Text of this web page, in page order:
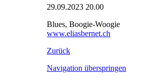
29.09.2023 20.00
Blues, Boogie-Woogie
www.eliasbernet.ch
Zurück
Navigation überspringen